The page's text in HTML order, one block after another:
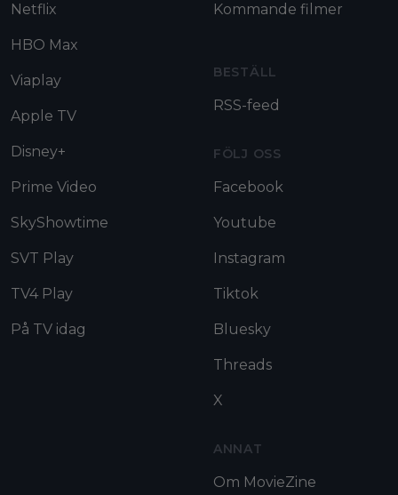
Netflix
HBO Max
Viaplay
Apple TV
Disney+
Prime Video
SkyShowtime
SVT Play
TV4 Play
På TV idag
Kommande filmer
BESTÄLL
RSS-feed
FÖLJ OSS
Facebook
Youtube
Instagram
Tiktok
Bluesky
Threads
X
ANNAT
Om MovieZine